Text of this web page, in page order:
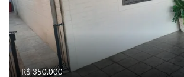
R$ 350.000